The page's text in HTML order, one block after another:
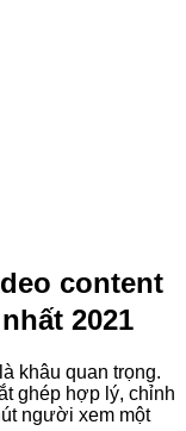
content
2021
khâu quan trọng.
ghép hợp lý, chỉnh
người xem một